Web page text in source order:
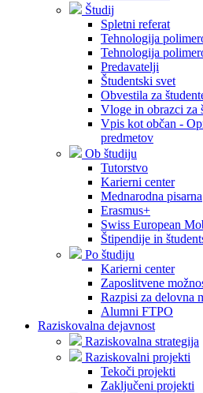
Študij
Spletni referat
Tehnologija
Tehnologija
Predavatelji
Študentski svet
Obvestila za
Vloge in obrazci za
Vpis kot občan -
predmetov
Ob študiju
Tutorstvo
Karierni center
Mednarodna pisarna
Erasmus+
Swiss European
Štipendije in
Po študiju
Karierni center
Zaposlitvene
Razpisi za delovna
Alumni FTPO
Raziskovalna dejavnost
Raziskovalna strategija
Raziskovalni projekti
Tekoči projekti
Zaključeni projekti